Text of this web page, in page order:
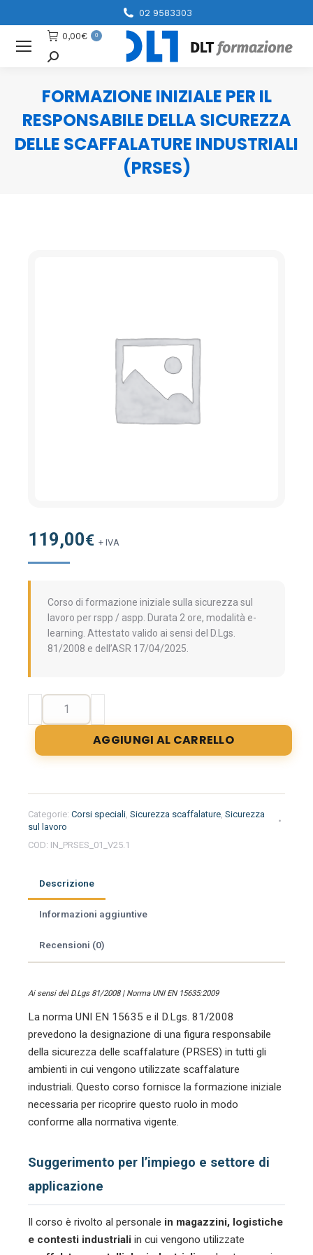
02 9583303
0,00€ 0
Cerca
FORMAZIONE INIZIALE PER IL
RESPONSABILE DELLA SICUREZZA
DELLE SCAFFALATURE INDUSTRIALI
(PRSES)
119,00€ + IVA
Corso di formazione iniziale sulla sicurezza sul
lavoro per rspp / aspp. Durata 2 ore, modalità e-
learning. Attestato valido ai sensi del D.Lgs.
81/2008 e dell’ASR 17/04/2025.
Formazione
per
Sicurezza
delle
Scaffalature
Industriali
AGGIUNGI AL CARRELLO
Categorie: Corsi speciali, Sicurezza scaffalature, Sicurezza
sul lavoro
COD: IN_PRSES_01_V25.1
Descrizione
Informazioni aggiuntive
Recensioni (0)
Ai sensi del D.Lgs 81/2008 | Norma UNI EN 15635:2009
La norma UNI EN 15635 e il D.Lgs. 81/2008
prevedono la designazione di una figura responsabile
della sicurezza delle scaffalature (PRSES) in tutti gli
ambienti in cui vengono utilizzate scaffalature
industriali. Questo corso fornisce la formazione iniziale
necessaria per ricoprire questo ruolo in modo
conforme alla normativa vigente.
Suggerimento per l’impiego e settore di
applicazione
Il corso è rivolto al personale in magazzini, logistiche
e contesti industriali in cui vengono utilizzate